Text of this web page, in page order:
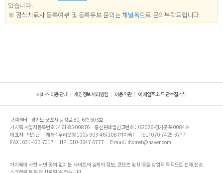
있습니다.
※ 정식치료사 등록여부 및 등록유보 문의는 채널톡으로 문의부탁드립니다.
서비스 이용안내 개인정보처리방침 이용약관 이메일주소 무단수집거부
고객센터 : 경기도 군포시 광정로 80, 6층 603호
가치톡 사업자등록번호 : 461-85-00876
통신판매업신고번호 : 제2026-경기군포-0084호
대표자 : 박준근
계좌 : 우리은행 1005-903-467108 (가치톡)
TEL : 070-7425-3777
FAX : 031-423-7017
HP : 010-3647-3777 E-mail : ihomet@naver.com
가치톡의 사전 서면 동의 없이 본 사이트의 일체의 정보, 콘텐츠 및 UI등을 상업적 목적으로 전재,전송,